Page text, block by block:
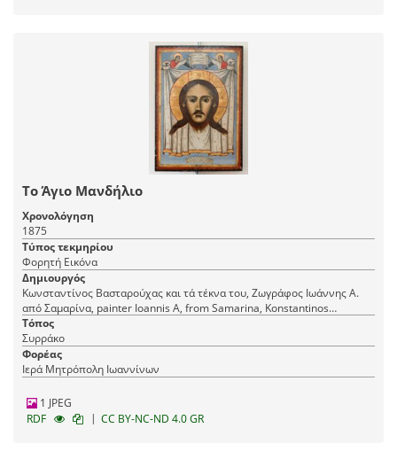
Το Άγιο Μανδήλιο
Χρονολόγηση
1875
Τύπος τεκμηρίου
Φορητή Εικόνα
Δημιουργός
Κωνσταντίνος Βασταρούχας και τά τέκνα του, Ζωγράφος Ιωάννης Α.
από Σαμαρίνα, painter Ioannis A, from Samarina, Konstantinos
Vastarouchas and his children
Τόπος
Συρράκο
Φορέας
Ιερά Μητρόπολη Ιωαννίνων
1 JPEG
RDF
| CC BY-NC-ND 4.0 GR